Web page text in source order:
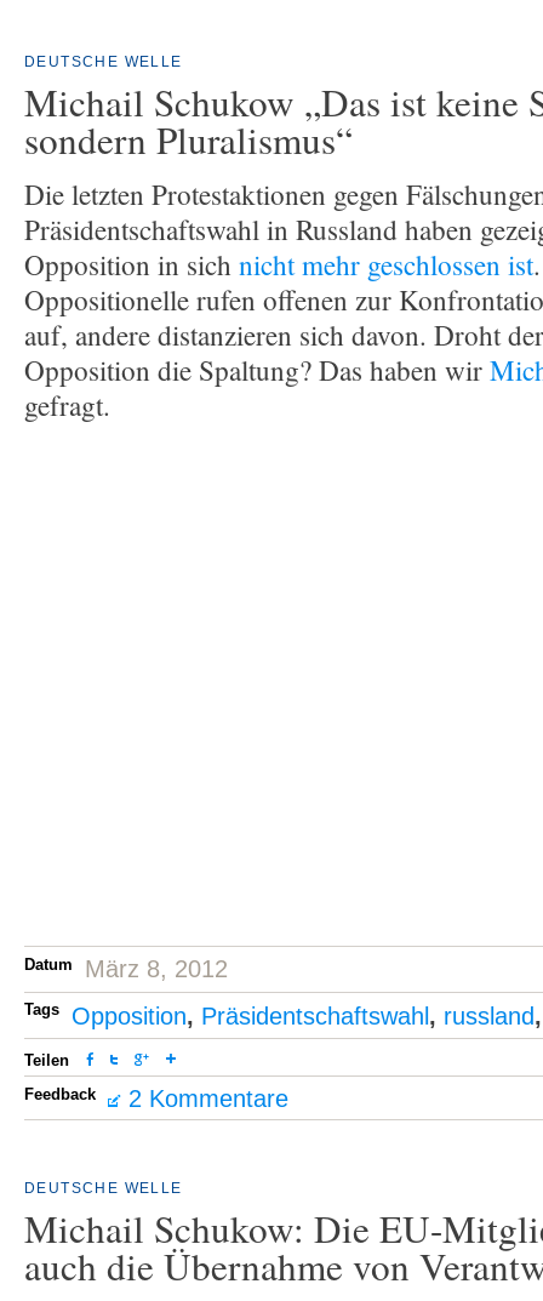
DEUTSCHE WELLE
Michail Schukow „Das ist keine
sondern Pluralismus“
Die letzten Protestaktionen gegen
Präsidentschaftswahl in Russland haben
Opposition in sich nicht mehr geschlossen ist
Oppositionelle rufen offenen zur
auf, andere distanzieren sich davon. Droht
Opposition die Spaltung? Das haben wir
gefragt.
Datum März 8, 2012
Tags Opposition, Präsidentschaftswahl , russland
Teilen
Feedback
2 Kommentare
DEUTSCHE WELLE
Michail Schukow: Die EU-
auch die Übernahme von